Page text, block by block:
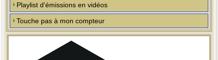
Playlist d'émissions en vidéos
Touche pas à mon compteur